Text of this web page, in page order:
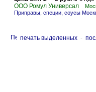
ООО Ромул Универсал
Приправы, специи, соусы
печать выделенных -